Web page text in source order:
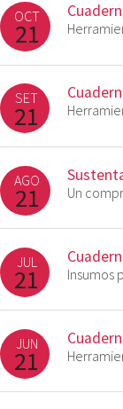
OCT
21
SET
21
AGO
21 Un
JUL
21 Insumos
JUN
21